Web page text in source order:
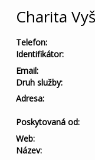
Charita
Telefon:
Identifikátor:
Email:
Druh služby:
Adresa:
Poskytovaná od:
Web:
Název: